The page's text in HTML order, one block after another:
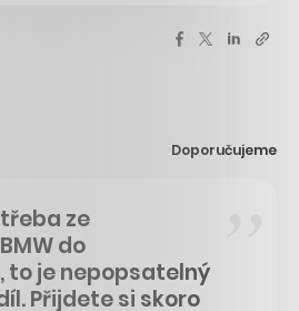
Doporučujeme
ze
do
to je nepopsatelný
Přijdete si skoro